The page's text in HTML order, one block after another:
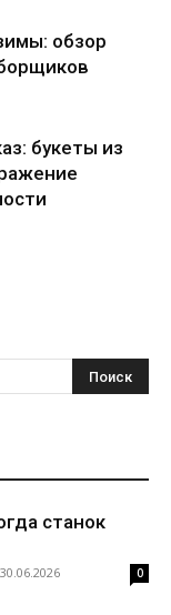
обзор
букеты из
станок
30.06.2026 0